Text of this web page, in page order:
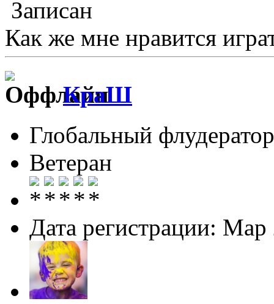
Записан
Как же мне нравится
КраШ
Глобальный флудератор
Ветеран
Дата регистрации: Мар